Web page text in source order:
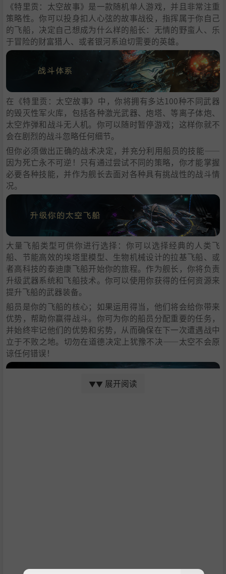
《特里贡：太空故事》是一款随机单人游戏，并且非常注重
策略性。你可以投身扣人心弦的故事战役，指挥属于你自己
的飞船，决定自己想成为什么样的船长：无情的野蛮人、乐
于冒险的财富猎人、或者银河系迫切需要的英雄。
在《特里贡：太空故事》中，你将拥有多达100种不同武器
的毁灭性军火库，包括各种激光武器、炮塔、等离子体炮、
太空炸弹和战斗无人机。你可以随时暂停游戏；这样你就不
会在剧烈的战斗忽略任何细节。
但你必须做出正确的战术决定，并充分利用船员的技能——
因为死亡永不可逆！只有通过尝试不同的策略，你才能掌握
必要各种技能，并作为舰长去面对各种具有挑战性的战斗情
况。
大量飞船类型可供你进行选择：你可以选择经典的人类飞
船、节能高效的埃塔里模型、生物机械设计的拉基飞船、或
者高科技的泰迪康飞船开始你的旅程。作为舰长，你将负责
升级武器系统和飞船技术。你可以使用你获得的任何资源来
提升飞船的武器装备。
船员是你的飞船的核心；如果运用得当，他们将会给你带来
优势，帮助你赢得战斗。你可为你的船员分配重要的任务，
并始终牢记他们的优势和劣势，从而确保在下一次遭遇战中
立于不败之地。切勿在道德决定上犹豫不决——太空不会原
谅任何错误！
▼▼ 展开阅读